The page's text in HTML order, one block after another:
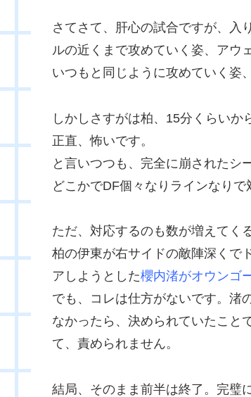
さてさて、肝心の試合ですが、入
ルの近くまで攻めていく姿、アウ
いつもと同じように攻めていく姿
しかしさすがは柏、15分くらいか
正直、怖いです。
と言いつつも、完全に崩されたシ
どこかでDF個々なりラインなりで
ただ、対応するのも数が増えてく
柏の伊東が右サイドの敵陣深くで
アしようとした櫻内渚がオウンゴ
でも、コレは仕方がないです。渚
なかったら、決められていたこと
て、責められません。
結局、そのまま前半は終了。完璧